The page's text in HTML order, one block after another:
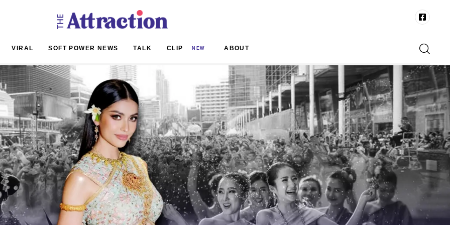
VIRAL SOFT POWER NEWS TALK CLIP NEW ABOUT